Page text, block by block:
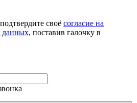
своё согласие на
данных, поставив галочку в